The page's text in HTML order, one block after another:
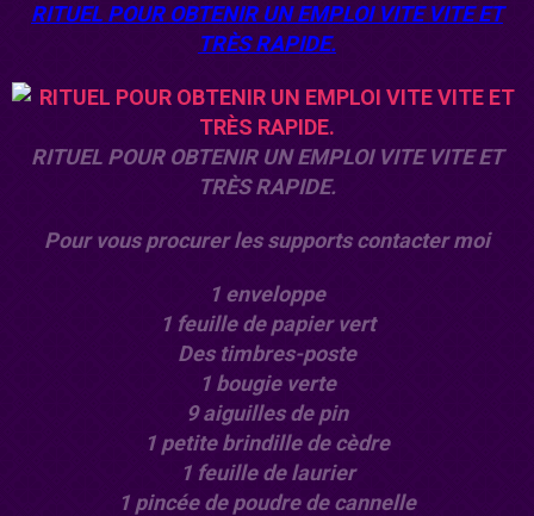
RITUEL POUR OBTENIR UN EMPLOI VITE VITE ET
TRÈS RAPIDE.
RITUEL POUR OBTENIR UN EMPLOI VITE VITE ET
TRÈS RAPIDE.
Pour vous procurer les supports contacter moi
1 enveloppe
1 feuille de papier vert
Des timbres-poste
1 bougie verte
9 aiguilles de pin
1 petite brindille de cèdre
1 feuille de laurier
1 pincée de poudre de cannelle